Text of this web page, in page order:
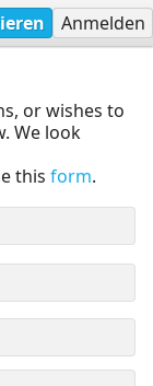
Anmelden
or wishes to
We look
this form.